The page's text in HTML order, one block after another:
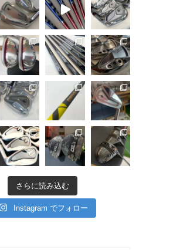
さらに読み込む
Instagram でフォロー